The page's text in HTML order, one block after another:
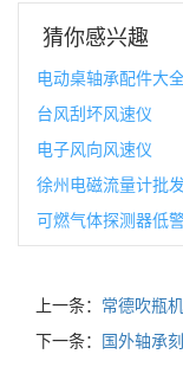
猜你感兴趣
台风刮坏风速仪
电子风向风速仪
可燃气体探测器低
上一条： 常德吹瓶
下一条：
国外轴承